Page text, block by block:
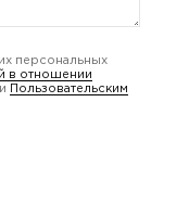
персональных
в отношении
и
Пользовательским